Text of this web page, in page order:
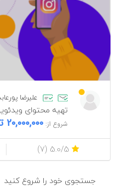
علیرضا
تهیه محتوای
شروع از: 20,000,000 تومان
5.0/5 (7)
جستجوی خود را شروع کنید